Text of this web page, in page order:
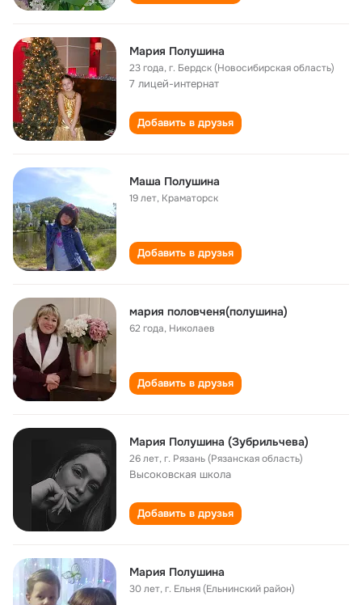
Мария Полушина
23 года,г. Бердск (Новосибирская область)
7 лицей-интернат
Добавить в друзья
Маша Полушина
19 лет, Краматорск
Добавить в друзья
мария половченя(полушина)
62 года, Николаев
Добавить в друзья
Мария Полушина (Зубрильчева)
26 лет,г. Рязань (Рязанская область)
Высоковская школа
Добавить в друзья
Мария Полушина
30 лет,г. Ельня (Ельнинский район)